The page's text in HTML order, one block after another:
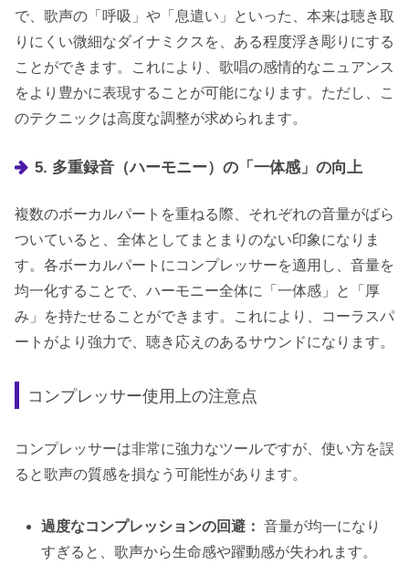
で、歌声の「呼吸」や「息遣い」といった、本来は聴き取
りにくい微細なダイナミクスを、ある程度浮き彫りにする
ことができます。これにより、歌唱の感情的なニュアンス
をより豊かに表現することが可能になります。ただし、こ
のテクニックは高度な調整が求められます。
5. 多重録音（ハーモニー）の「一体感」の向上
複数のボーカルパートを重ねる際、それぞれの音量がばら
ついていると、全体としてまとまりのない印象になりま
す。各ボーカルパートにコンプレッサーを適用し、音量を
均一化することで、ハーモニー全体に「一体感」と「厚
み」を持たせることができます。これにより、コーラスパ
ートがより強力で、聴き応えのあるサウンドになります。
コンプレッサー使用上の注意点
コンプレッサーは非常に強力なツールですが、使い方を誤
ると歌声の質感を損なう可能性があります。
過度なコンプレッションの回避： 音量が均一になり
すぎると、歌声から生命感や躍動感が失われます。